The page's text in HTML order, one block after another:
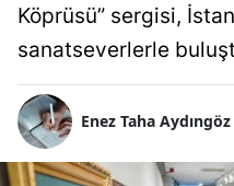
Köprüsü” sergisi,
sanatseverlerle
Enez Taha Aydıngöz